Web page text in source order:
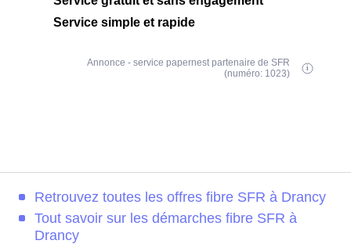
Service simple et rapide
Annonce - service papernest partenaire de SFR
(numéro: 1023)
Retrouvez toutes les offres fibre SFR à Drancy
Tout savoir sur les démarches fibre SFR à
Drancy